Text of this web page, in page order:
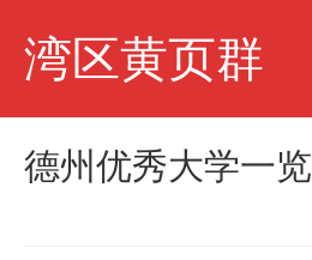
湾区黄页群
德州优秀大学一览